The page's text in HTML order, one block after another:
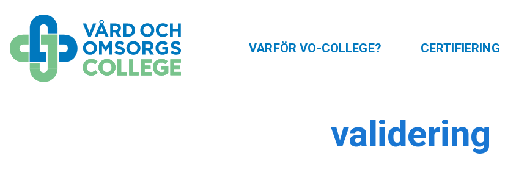
VARFÖR VO-COLLEGE? CERTIFIERING
validering